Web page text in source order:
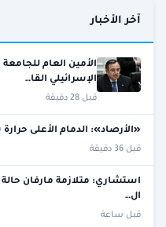
آخر الأخبار
الأمين العام
الإسرائيلي القا…
قبل 28 دقيقة
«الأرصاد»: الدمام الأعلى حرارة بـ49 مئوية.. وأبها
قبل 36 دقيقة
استشاري: متلازمة مارفان
ال…
قبل ساعة